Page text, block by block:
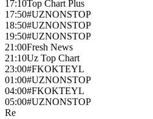
17:10Top Chart Plus
17:50#UZNONSTOP
18:50#UZNONSTOP
19:50#UZNONSTOP
21:00Fresh News
21:10Uz Top Chart
23:00#FKOKTEYL
01:00#UZNONSTOP
04:00#FKOKTEYL
05:00#UZNONSTOP
Re